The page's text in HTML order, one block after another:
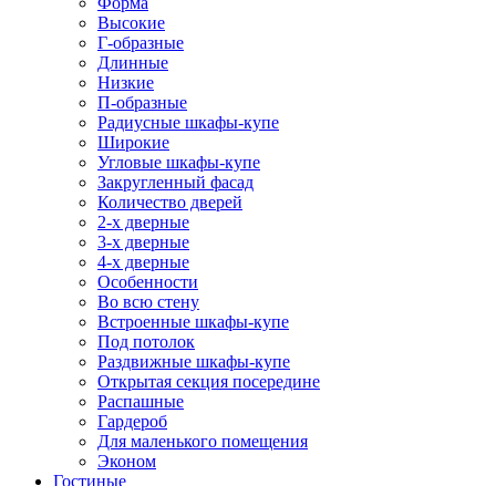
Высокие
Г-образные
Длинные
Низкие
П-образные
Радиусные шкафы-купе
Широкие
Угловые шкафы-купе
Закругленный фасад
Количество дверей
2-х дверные
3-х дверные
4-х дверные
Особенности
Во всю стену
Встроенные шкафы-купе
Под потолок
Раздвижные шкафы-купе
Открытая секция посередине
Распашные
Гардероб
Для маленького помещения
Эконом
Гостиные